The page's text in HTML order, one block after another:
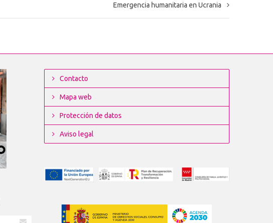
Emergencia humanitaria en Ucrania
Contacto
Mapa web
Protección de datos
Aviso legal